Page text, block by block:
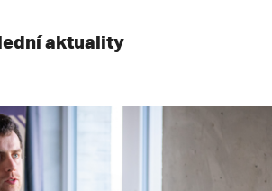
aktuality